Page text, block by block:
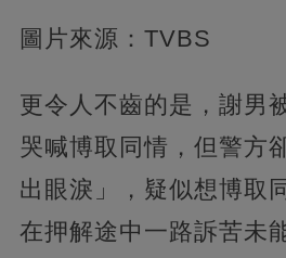
圖片來源：TVBS
更令人不齒的是，謝男
哭喊博取同情，但警方
出眼淚」，疑似想博取
在押解途中一路訴苦未